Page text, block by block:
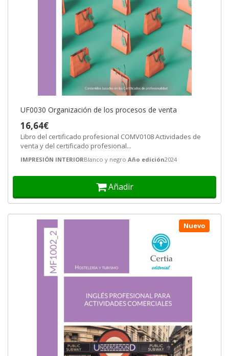
UF0030 Organización de los procesos de venta
16,64€
Libro del certificado profesional COMV0108 Actividades de
venta y del certificado profesional...
IMPRESIÓN INTERIORBlanco y negro Año edición2024
Añadir
Nuevo